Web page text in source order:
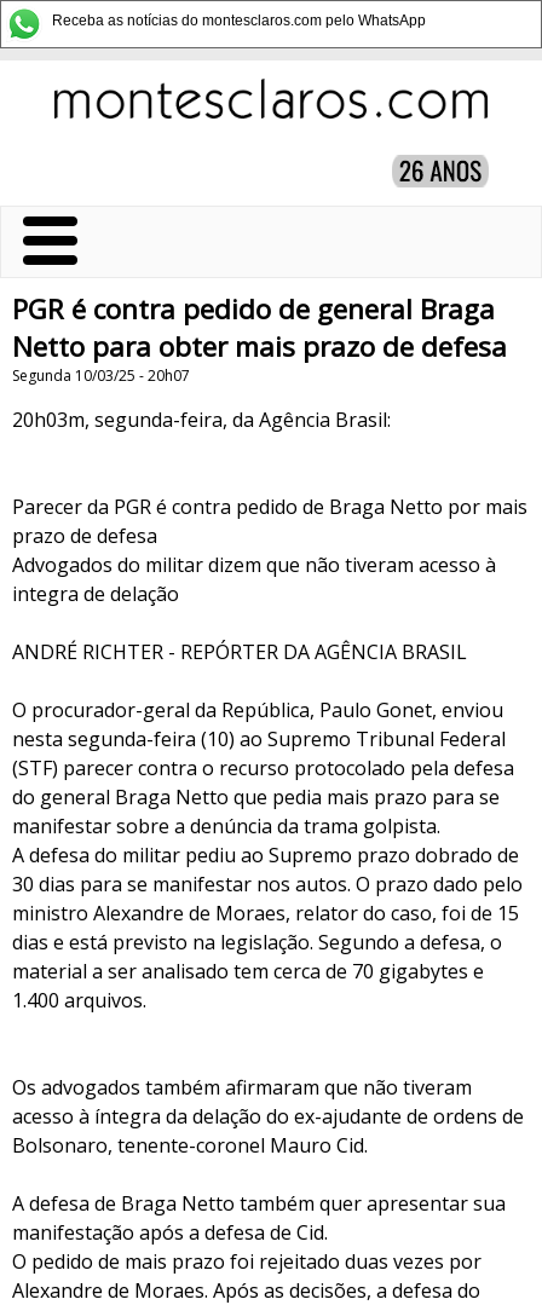
Receba as notícias do montesclaros.com pelo WhatsApp
PGR é contra pedido de general Braga
Netto para obter mais prazo de defesa
Segunda 10/03/25 - 20h07
20h03m, segunda-feira, da Agência Brasil:
Parecer da PGR é contra pedido de Braga Netto por mais
prazo de defesa
Advogados do militar dizem que não tiveram acesso à
integra de delação
ANDRÉ RICHTER - REPÓRTER DA AGÊNCIA BRASIL
O procurador-geral da República, Paulo Gonet, enviou
nesta segunda-feira (10) ao Supremo Tribunal Federal
(STF) parecer contra o recurso protocolado pela defesa
do general Braga Netto que pedia mais prazo para se
manifestar sobre a denúncia da trama golpista.
A defesa do militar pediu ao Supremo prazo dobrado de
30 dias para se manifestar nos autos. O prazo dado pelo
ministro Alexandre de Moraes, relator do caso, foi de 15
dias e está previsto na legislação. Segundo a defesa, o
material a ser analisado tem cerca de 70 gigabytes e
1.400 arquivos.
Os advogados também afirmaram que não tiveram
acesso à íntegra da delação do ex-ajudante de ordens de
Bolsonaro, tenente-coronel Mauro Cid.
A defesa de Braga Netto também quer apresentar sua
manifestação após a defesa de Cid.
O pedido de mais prazo foi rejeitado duas vezes por
Alexandre de Moraes. Após as decisões, a defesa do